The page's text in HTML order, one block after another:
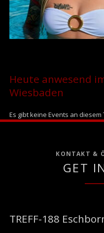
Heute anwesend
Wiesbaden
Es gibt keine Events an diesem
KONTAKT &
GET
TREFF-188